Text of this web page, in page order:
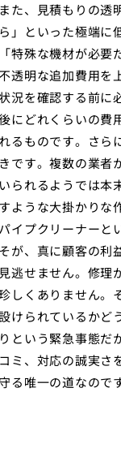
た、見積もりの透
」といった極端に
特殊な機材が必要
透明な追加費用を
況を確認する前に
にどれくらいの費
るものです。さら
です。複数の業者
られるようでは本
ような大掛かり
イプクリーナーと
が、真に顧客の利
逃せません。修理
しくありません。
けられているかど
という緊急事態だ
ミ、対応の誠実さ
る唯一の道なので